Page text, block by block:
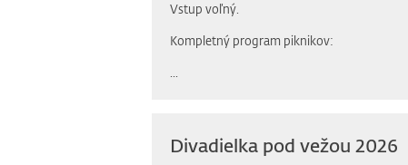
Vstup voľný.
Kompletný program piknikov:
Divadielka pod vežou 2026